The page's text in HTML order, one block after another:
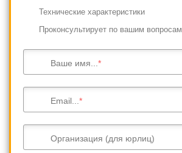
Технические характеристики
Проконсультирует по вашим вопросам
Ваше имя...
Email...
Организация (для юрлиц)